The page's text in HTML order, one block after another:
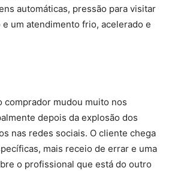
automáticas, pressão para visitar
um atendimento frio, acelerado e
comprador mudou muito nos
depois da explosão dos
nas redes sociais. O cliente chega
mais receio de errar e uma
o profissional que está do outro